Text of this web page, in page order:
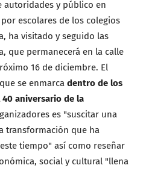
autoridades y público en
escolares de los colegios
ha visitado y seguido las
que permanecerá en la calle
16 de diciembre. El
se enmarca dentro de los
aniversario de la
es "suscitar una
transformación que ha
tiempo" así como reseñar
social y cultural "llena